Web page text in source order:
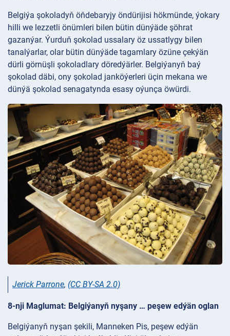
Belgiýa şokoladyň öňdebaryjy öndürijisi hökmünde, ýokary
hilli we lezzetli önümleri bilen bütin dünýäde şöhrat
gazanýar. Ýurduň şokolad ussalary öz ussatlygy bilen
tanalýarlar, olar bütin dünýäde tagamlary özüne çekýän
dürli görnüşli şokoladlary döredýärler. Belgiýanyň baý
şokolad däbi, ony şokolad janköýerleri üçin mekana we
dünýä şokolad senagatynda esasy oýunça öwürdi.
Jerick Parrone, (CC BY-SA 2.0)
8-nji Maglumat: Belgiýanyň nyşany … peşew edýän oglan
Belgiýanyň nyşan şekili, Manneken Pis, peşew edýän